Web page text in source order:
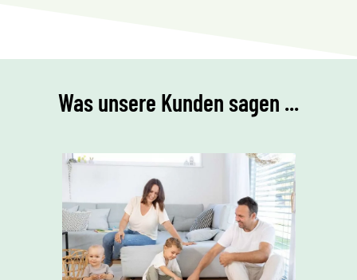
Was unsere Kunden sagen ...